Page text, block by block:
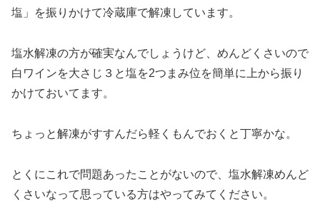
塩」を振りかけて冷蔵庫で解凍しています。
塩水解凍の方が確実なんでしょうけど、めんどくさいので
白ワインを大さじ３と塩を2つまみ位を簡単に上から振り
かけておいてます。
ちょっと解凍がすすんだら軽くもんでおくと丁寧かな。
とくにこれで問題あったことがないので、塩水解凍めんど
くさいなって思っている方はやってみてください。